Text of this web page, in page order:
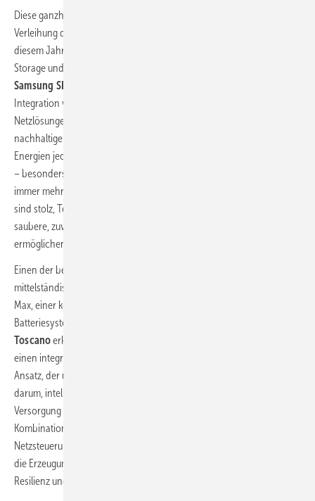
Diese ganzheitliche Perspektive wurde auch bei der diesjährigen
Verleihung der The smarter E Awards deutlich. Samsung SDI wurde in
diesem Jahr gleich zweimal ausgezeichnet – in den Kategorien Energy
Storage und E-Mobility.
Samsung SDI,
Integration von Speicherung, Erzeugung, Digitalisierung und
Netzlösungen – entspricht genau unserer Vision einer sicheren und
nachhaltigen Zukunft. Es ist kein fernes Ziel mehr, erneuerbare
Energien jederzeit verfügbar zu machen; es wird zunehmend Realität
– besonders in Europa, wo Politik, Technologie und Marktkräfte
immer mehr konvergieren, um die Energiewende voranzutreiben. Wir
sind stolz, Teil dieser Bewegung zu sein und bleiben entschlossen,
saubere, zuverlässige und sichere Energie rund um die Uhr zu
ermöglichen.“
Einen der begehrten Branchenpreise konnte sich auch das
mittelständische spanische Unternehmen Toscano mit Combi-Pro-
Max, einer kompakten Backup-Steuereinheit für Solar- und
Batteriesysteme, sichern. Der
Toscanoerklärte: „Unser Erfolg spiegelt unseren festen Glauben an
einen integrierten Ansatz für erneuerbare Energien wider – einen
Ansatz, der über isolierte Lösungen hinausgeht. Für uns geht es
darum, intelligente, integrierte Systeme zu entwickeln, die eine 24/7-
Versorgung mit nachhaltiger Energie ermöglichen – durch die
Kombination von Solarenergie, Energiespeicherung, intelligenter
Netzsteuerung und Echtzeit-Datenüberwachung. Es geht nicht nur um
die Erzeugung sauberer Energie, sondern auch darum, Zuverlässigkeit,
Resilienz und Effizienz auf allen Ebenen sicherzustellen.“